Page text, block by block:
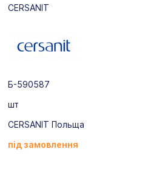
CERSANIT
Б-590587
шт
CERSANIT Польща
під замовлення